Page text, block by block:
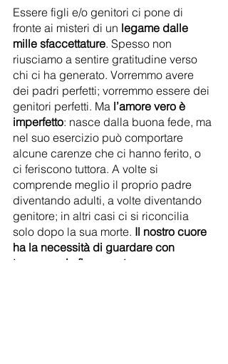
Essere figli e/o genitori ci pone di
fronte ai misteri di un legame dalle
mille sfaccettature. Spesso non
riusciamo a sentire gratitudine verso
chi ci ha generato. Vorremmo avere
dei padri perfetti; vorremmo essere dei
genitori perfetti. Ma l’amore vero è
imperfetto: nasce dalla buona fede, ma
nel suo esercizio può comportare
alcune carenze che ci hanno ferito, o
ci feriscono tuttora. A volte si
comprende meglio il proprio padre
diventando adulti, a volte diventando
genitore; in altri casi ci si riconcilia
solo dopo la sua morte. Il nostro cuore
ha la necessità di guardare con
tenerezza la figura paterna, per